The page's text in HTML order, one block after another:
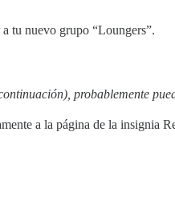
a tu nuevo grupo “Loungers”.
probablemente
a la página de la insignia